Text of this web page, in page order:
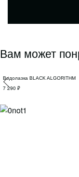
Вам может
Водолазка BLACK ALGORITHM
7 290 ₽